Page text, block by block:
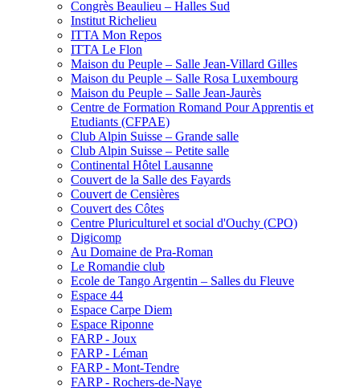
Congrès Beaulieu – Halles Sud
Institut Richelieu
ITTA Mon Repos
ITTA Le Flon
Maison du Peuple – Salle Jean-Villard Gilles
Maison du Peuple – Salle Rosa Luxembourg
Maison du Peuple – Salle Jean-Jaurès
Centre de Formation Romand Pour Apprentis et
Etudiants (CFPAE)
Club Alpin Suisse – Grande salle
Club Alpin Suisse – Petite salle
Continental Hôtel Lausanne
Couvert de la Salle des Fayards
Couvert de Censières
Couvert des Côtes
Centre Pluriculturel et social d'Ouchy (CPO)
Digicomp
Au Domaine de Pra-Roman
Le Romandie club
Ecole de Tango Argentin – Salles du Fleuve
Espace 44
Espace Carpe Diem
Espace Riponne
FARP - Joux
FARP - Léman
FARP - Mont-Tendre
FARP - Rochers-de-Naye